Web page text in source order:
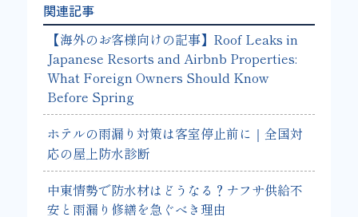
関連記事
【海外のお客様向けの記事】Roof Leaks in
Japanese Resorts and Airbnb Properties:
What Foreign Owners Should Know
Before Spring
ホテルの雨漏り対策は客室停止前に｜全国対
応の屋上防水診断
中東情勢で防水材はどうなる？ナフサ供給不
安と雨漏り修繕を急ぐべき理由